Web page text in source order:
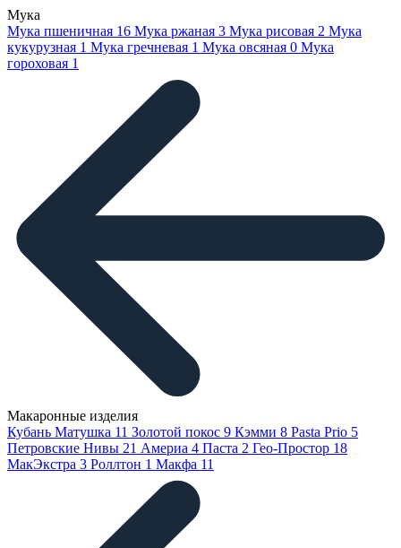
Мука
Мука пшеничная 16 Мука ржаная 3 Мука рисовая 2 Мука
кукурузная 1 Мука гречневая 1 Мука овсяная 0 Мука
гороховая 1
Макаронные изделия
Кубань Матушка 11 Золотой покос 9 Кэмми 8 Pasta Prio 5
Петровские Нивы 21 Америа 4 Паста 2 Гео-Простор 18
МакЭкстра 3 Роллтон 1 Макфа 11